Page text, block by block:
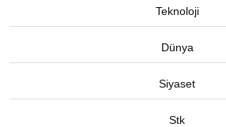
Teknoloji
Dünya
Siyaset
Stk